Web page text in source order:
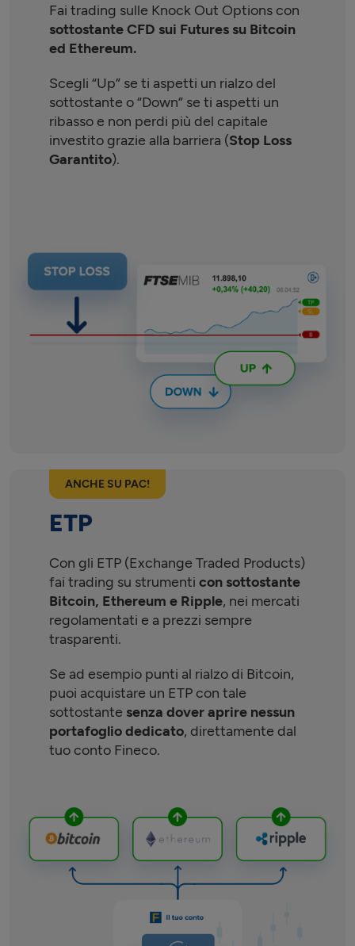
Fai trading sulle Knock Out Options con
sottostante CFD sui Futures su Bitcoin
ed Ethereum.
Scegli “Up” se ti aspetti un rialzo del
sottostante o “Down” se ti aspetti un
ribasso e non perdi più del capitale
investito grazie alla barriera (Stop Loss
Garantito).
ANCHE SU PAC!
ETP
Con gli ETP (Exchange Traded Products)
fai trading su strumenti con sottostante
Bitcoin, Ethereum e Ripple, nei mercati
regolamentati e a prezzi sempre
trasparenti.
Se ad esempio punti al rialzo di Bitcoin,
puoi acquistare un ETP con tale
sottostante senza dover aprire nessun
portafoglio dedicato, direttamente dal
tuo conto Fineco.